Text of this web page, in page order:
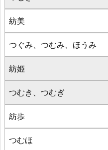
紡美
つぐみ、つむみ、ほうみ
紡姫
つむき、つむぎ
紡歩
つむほ